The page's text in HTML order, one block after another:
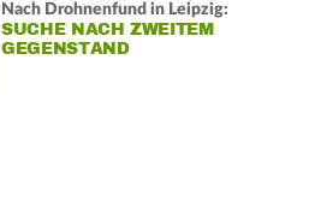
Nach Drohnenfund in Leipzig:
SUCHE NACH ZWEITEM
GEGENSTAND